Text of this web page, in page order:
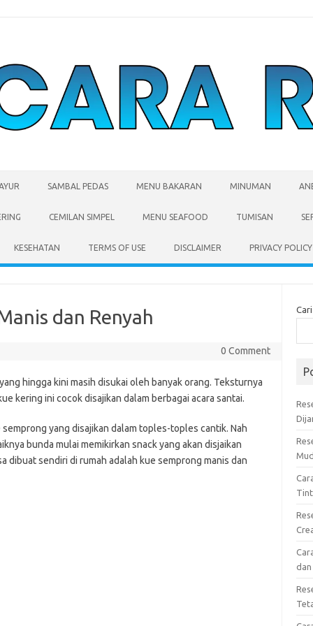
SAMBAL PEDAS MENU BAKARAN MINUMAN
CEMILAN SIMPEL MENU SEAFOOD TUMISAN
KESEHATAN TERMS OF USE DISCLAIMER PRIVACY POLICY
dan Renyah
0 Comment
hingga kini masih disukai oleh banyak orang. Teksturnya
kering ini cocok disajikan dalam berbagai acara santai.
yang disajikan dalam toples-toples cantik. Nah
bunda mulai memikirkan snack yang akan disjaikan
dibuat sendiri di rumah adalah kue semprong manis dan
Cari